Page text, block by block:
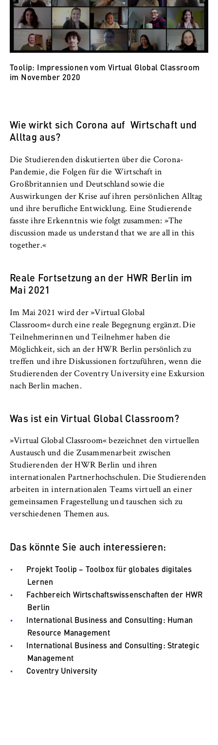
Toolip: Impressionen vom Virtual Global Classroom
im November 2020
Wie wirkt sich Corona auf Wirtschaft und
Alltag aus?
Die Studierenden diskutierten über die Corona-
Pandemie, die Folgen für die Wirtschaft in
Großbritannien und Deutschland sowie die
Auswirkungen der Krise auf ihren persönlichen Alltag
und ihre berufliche Entwicklung. Eine Studierende
fasste ihre Erkenntnis wie folgt zusammen: »The
discussion made us understand that we are all in this
together.«
Reale Fortsetzung an der HWR Berlin im
Mai 2021
Im Mai 2021 wird der »Virtual Global
Classroom« durch eine reale Begegnung ergänzt. Die
Teilnehmerinnen und Teilnehmer haben die
Möglichkeit, sich an der HWR Berlin persönlich zu
treffen und ihre Diskussionen fortzuführen, wenn die
Studierenden der Coventry University eine Exkursion
nach Berlin machen.
Was ist ein Virtual Global Classroom?
»Virtual Global Classroom« bezeichnet den virtuellen
Austausch und die Zusammenarbeit zwischen
Studierenden der HWR Berlin und ihren
internationalen Partnerhochschulen. Die Studierenden
arbeiten in internationalen Teams virtuell an einer
gemeinsamen Fragestellung und tauschen sich zu
verschiedenen Themen aus.
Das könnte Sie auch interessieren:
Projekt Toolip − Toolbox für globales digitales
Lernen
Fachbereich Wirtschaftswissenschaften der HWR
Berlin
International Business and Consulting: Human
Resource Management
International Business and Consulting: Strategic
Management
Coventry University
VISITOR_INFO1_LIVE, YSC, yt-remote-
connected-devices
Anbieter:
Google Ireland Limited
Zweck:
Erlaubt das Anzeigen und Abspielen von
Cookie Laufzeit:
bis zu 2 Jahre
STATISTIK
Matomo
Name:
_pk_id, _pk_ses, _pk_ref
Zweck:
Nutzerverhaltens auf unserer Website, um
unser Angebot fortlaufend zu verbessern.
Hierzu werden Cookies gesetzt, die uns
helfen zu verstehen, welche Seiten am
häufigsten besucht werden.
Cookie Laufzeit:
bis zu 13 Monate